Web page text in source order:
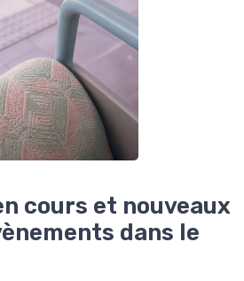
cours et nouveaux
dans le